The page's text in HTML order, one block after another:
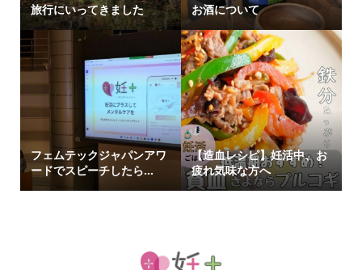
旅行にいってきました お酒について
フェムテックジャパンアワ
ードでスピーチしたら…
【造血レシピ】妊活中、お
疲れ気味な方へ